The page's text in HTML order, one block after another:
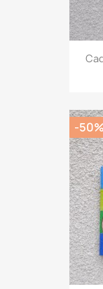
-50%